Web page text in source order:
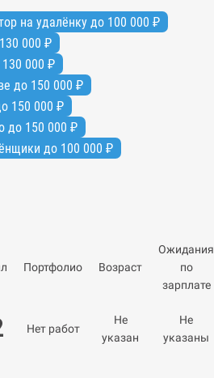
на удалёнку до 100 000 ₽
000 ₽
130 000 ₽
до 150 000 ₽
150 000 ₽
до 150 000 ₽
до 100 000 ₽
Портфолио Возраст
Ожидания
по
зарплате
Нет работ
Не
указан
Не
указаны